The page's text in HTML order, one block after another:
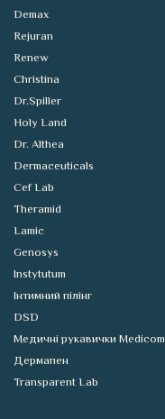
Demax
Rejuran
Renew
Christina
Dr.Spiller
Holy Land
Dr. Althea
Dermaceuticals
Cef Lab
Theramid
Lamic
Genosys
Instytutum
Інтимний пілінг
DSD
Медичні рукавички Medicom
Дермапен
Transparent Lab